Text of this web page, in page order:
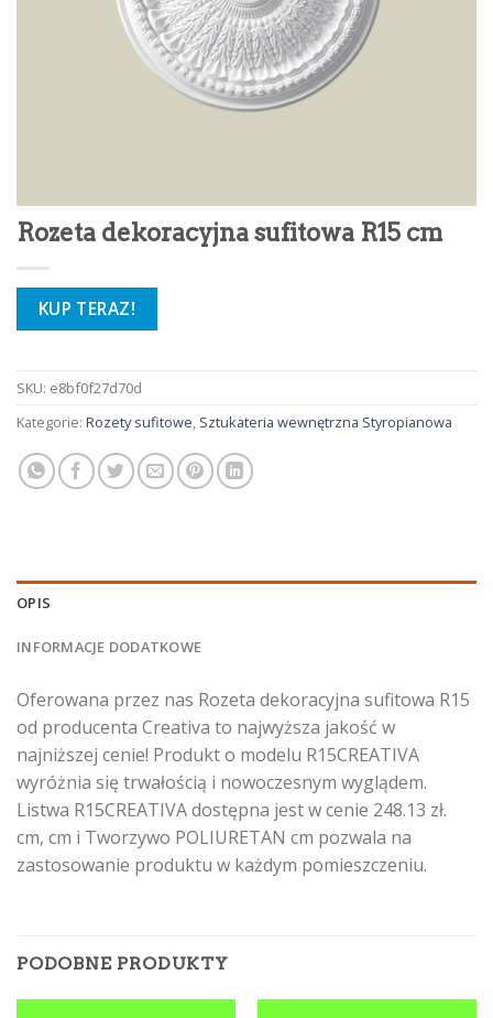
Rozeta dekoracyjna sufitowa R15 cm
KUP TERAZ!
SKU: e8bf0f27d70d
Kategorie: Rozety sufitowe, Sztukateria wewnętrzna Styropianowa
OPIS
INFORMACJE DODATKOWE
Oferowana przez nas Rozeta dekoracyjna sufitowa R15
od producenta Creativa to najwyższa jakość w
najniższej cenie! Produkt o modelu R15CREATIVA
wyróżnia się trwałością i nowoczesnym wyglądem.
Listwa R15CREATIVA dostępna jest w cenie 248.13 zł.
cm, cm i Tworzywo POLIURETAN cm pozwala na
zastosowanie produktu w każdym pomieszczeniu.
PODOBNE PRODUKTY